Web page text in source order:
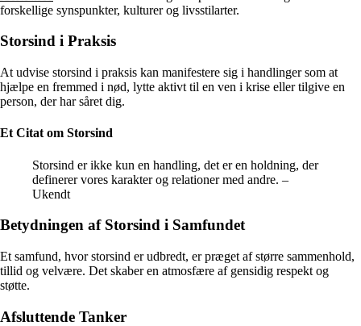
forskellige synspunkter, kulturer og livsstilarter.
Storsind i Praksis
At udvise storsind i praksis kan manifestere sig i handlinger som at
hjælpe en fremmed i nød, lytte aktivt til en ven i krise eller tilgive en
person, der har såret dig.
Et Citat om Storsind
Storsind er ikke kun en handling, det er en holdning, der
definerer vores karakter og relationer med andre. –
Ukendt
Betydningen af Storsind i Samfundet
Et samfund, hvor storsind er udbredt, er præget af større sammenhold,
tillid og velvære. Det skaber en atmosfære af gensidig respekt og
støtte.
Afsluttende Tanker